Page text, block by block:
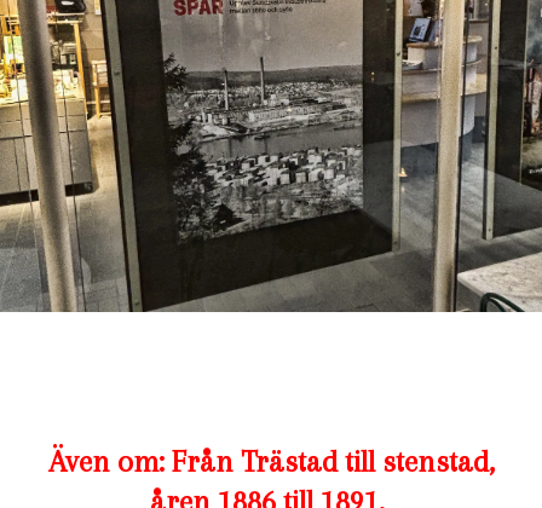
Även om: Från Trästad till stenstad,
åren 1886 till 1891.